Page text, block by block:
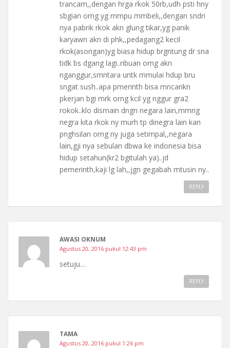
trancam,,dengan hrga rkok 50rb,udh psti hny
sbgian orng yg mmpu mmbeli,,dengan sndri
nya pabrik rkok akn glung tikar,yg panik
karyawn akn di phk,,pedagang2 kecil
rkok(asongan)yg biasa hidup brgntung dr sna
tidk bs dgang lagi..ribuan orng akn
nganggur,smntara untk mmulai hdup bru
sngat sush..apa pmerinth bisa mncarikn
pkerjan bgi mrk orng kcil yg nggur gra2
rokok..klo dismain dngn negara lain,mmng
negra kita rkok ny murh tp dinegra lain kan
pnghsilan orng ny juga setimpal,,negara
lain,gji nya sebulan dbwa ke indonesia bisa
hidup setahun(kr2 bgitulah ya)..jd
pemerinth,kaji lg lah,,jgn gegabah mtusin ny..
REPLY
AWASI OKNUM
Agustus 20, 2016 pukul 12:43 pm
setuju…
REPLY
TAMA
Agustus 20, 2016 pukul 1:26 pm